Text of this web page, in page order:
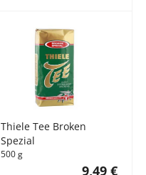
Thiele Tee Broken
Spezial
500 g
9,49 €